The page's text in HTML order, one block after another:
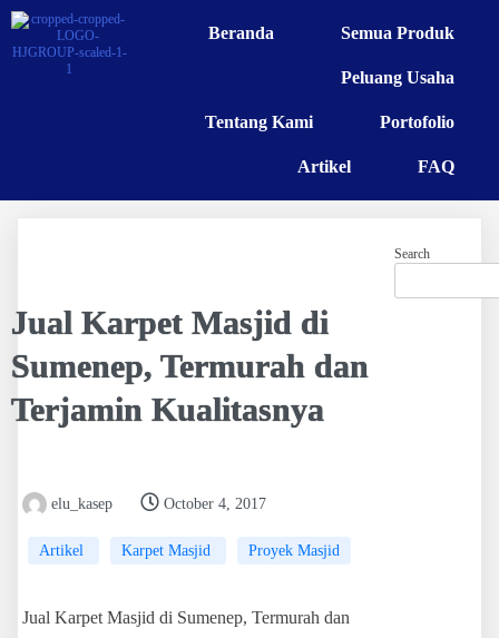
Beranda Semua Produk
Peluang Usaha
Tentang Kami Portofolio
Artikel FAQ
Jual Karpet Masjid di
Sumenep, Termurah dan
Terjamin Kualitasnya
elu_kasep October 4, 2017
Artikel Karpet Masjid Proyek Masjid
Jual Karpet Masjid di Sumenep, Termurah dan
Search